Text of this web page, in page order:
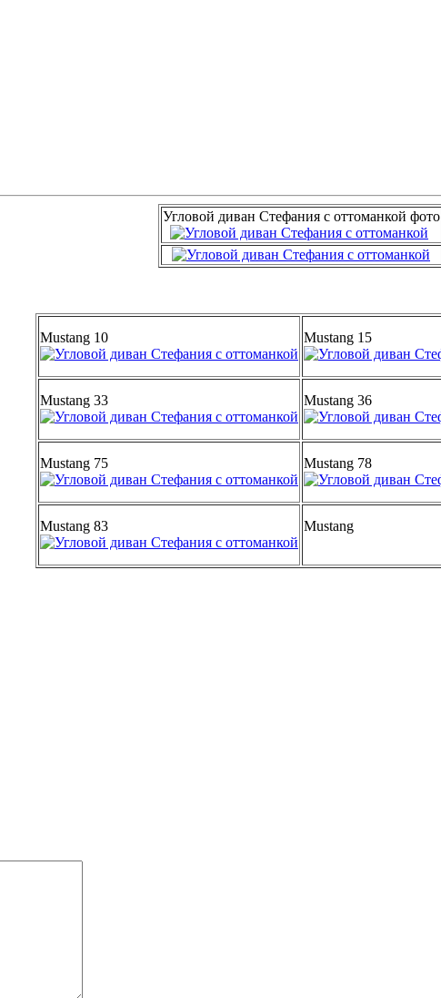
Угловой диван Стефания с оттоманкой фото
Mustang 10 Mustang 15
Mustang 33 Mustang 36
Mustang 75 Mustang 78
Mustang 83 Mustang